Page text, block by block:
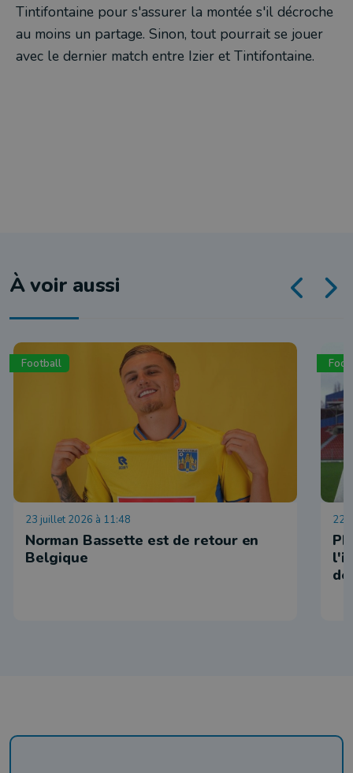
Tintifontaine pour s'assurer la montée s'il décroche
au moins un partage. Sinon, tout pourrait se jouer
avec le dernier match entre Izier et Tintifontaine.
À voir aussi
Football
23 juillet 2026 à 11:48
Norman Bassette est de retour en
Belgique
22